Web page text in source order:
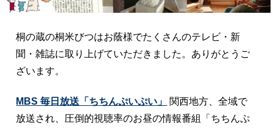
桐の蔵の桐米びつはお蔭様でたくさんのテレビ・新
聞・雑誌に取り上げていただきました。ありがとうご
ざいます。
MBS 毎日放送「ちちんぷいぷい」
関西地方、全域で
放送され、圧倒的視聴率のお昼の情報番組「ちちんぷ